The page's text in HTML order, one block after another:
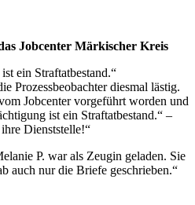
Jobcenter Märkischer Kreis
ein Straftatbestand.“
Prozessbeobachter diesmal lästig.
Jobcenter vorgeführt worden und
ist ein Straftatbestand.“ –
Dienststelle!“
P. war als Zeugin geladen. Sie
auch nur die Briefe geschrieben.“